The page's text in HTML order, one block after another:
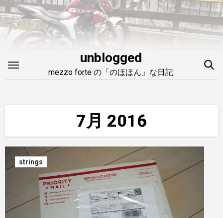
内
容
を
unblogged
mezzo forte の「のほほん」な日記
7月 2016
strings